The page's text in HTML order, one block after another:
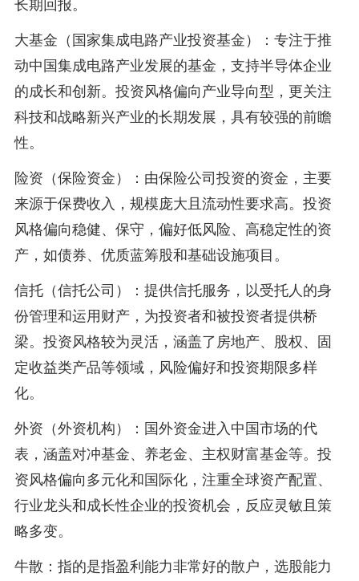
长期回报。
大基金（国家集成电路产业投资基金）：专注于推
动中国集成电路产业发展的基金，支持半导体企业
的成长和创新。投资风格偏向产业导向型，更关注
科技和战略新兴产业的长期发展，具有较强的前瞻
性。
险资（保险资金）：由保险公司投资的资金，主要
来源于保费收入，规模庞大且流动性要求高。投资
风格偏向稳健、保守，偏好低风险、高稳定性的资
产，如债券、优质蓝筹股和基础设施项目。
信托（信托公司）：提供信托服务，以受托人的身
份管理和运用财产，为投资者和被投资者提供桥
梁。投资风格较为灵活，涵盖了房地产、股权、固
定收益类产品等领域，风险偏好和投资期限多样
化。
外资（外资机构）：国外资金进入中国市场的代
表，涵盖对冲基金、养老金、主权财富基金等。投
资风格偏向多元化和国际化，注重全球资产配置、
行业龙头和成长性企业的投资机会，反应灵敏且策
略多变。
牛散：指的是指盈利能力非常好的散户，选股能力